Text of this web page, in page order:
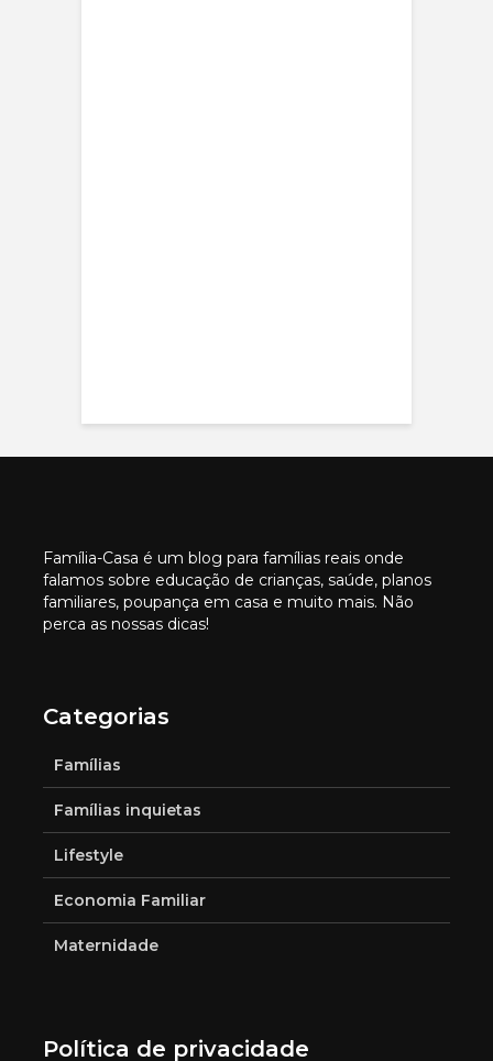
Família-Casa é um blog para famílias reais onde
falamos sobre educação de crianças, saúde, planos
familiares, poupança em casa e muito mais. Não
perca as nossas dicas!
Categorias
Famílias
Famílias inquietas
Lifestyle
Economia Familiar
Maternidade
Política de privacidade